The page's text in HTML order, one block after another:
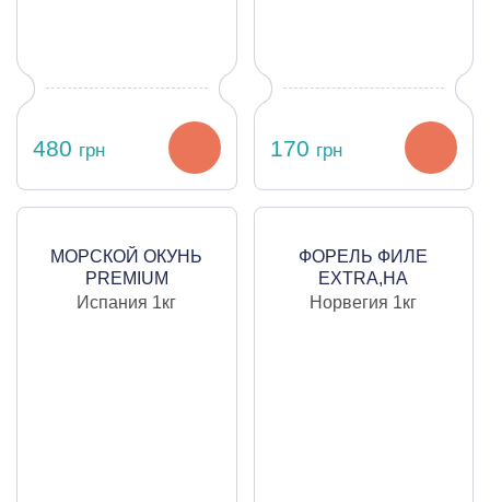
480 грн 170 грн
МОРСКОЙ ОКУНЬ
PREMIUM
ПОРТУГАЛИЯ, ТУШКА
Испания 1кг
ФОРЕЛЬ ФИЛЕ
EXTRA,НА
ПОДЛОЖКЕ, ВАКУУМ,
Норвегия 1кг